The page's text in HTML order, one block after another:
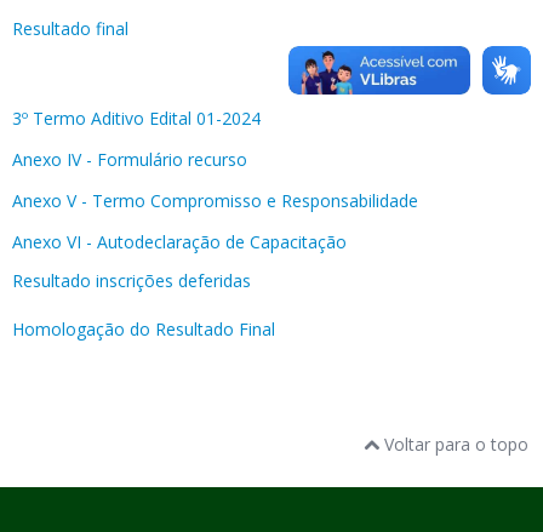
Resultado final
3º Termo Aditivo Edital 01-2024
Anexo IV - Formulário recurso
Anexo V - Termo Compromisso e Responsabilidade
Anexo VI - Autodeclaração de Capacitação
Resultado inscrições deferidas
Homologação do Resultado Final
Voltar para o topo